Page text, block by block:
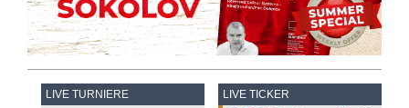
LIVE TURNIERE
LIVE TICKER